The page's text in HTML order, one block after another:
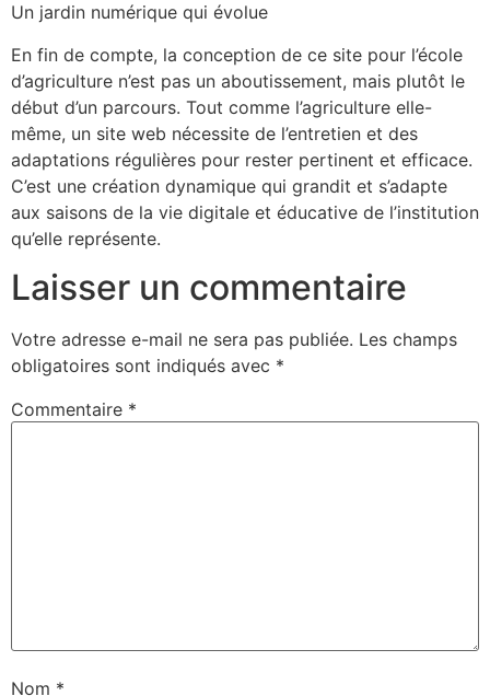
Un jardin numérique qui évolue
En fin de compte, la conception de ce site pour l’école
d’agriculture n’est pas un aboutissement, mais plutôt le
début d’un parcours. Tout comme l’agriculture elle-
même, un site web nécessite de l’entretien et des
adaptations régulières pour rester pertinent et efficace.
C’est une création dynamique qui grandit et s’adapte
aux saisons de la vie digitale et éducative de l’institution
qu’elle représente.
Laisser un commentaire
Votre adresse e-mail ne sera pas publiée. Les champs
obligatoires sont indiqués avec *
Commentaire *
Nom *